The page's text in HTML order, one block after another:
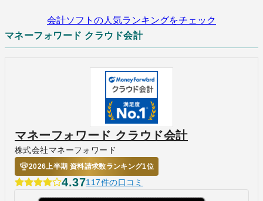
会計ソフトの人気ランキングをチェック
マネーフォワード クラウド会計
マネーフォワード クラウド会計
株式会社マネーフォワード
2026上半期 資料請求数ランキング1位
4.37117件の口コミ